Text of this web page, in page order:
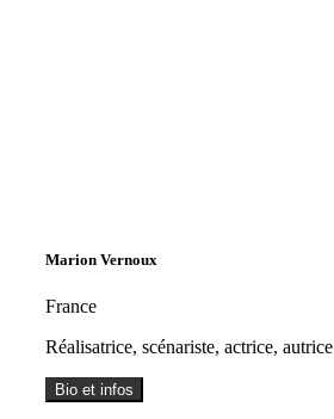
Marion Vernoux
France
Réalisatrice, scénariste, actrice, autrice
Bio et infos